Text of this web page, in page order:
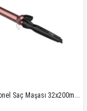
Trina Profesyonel Saç Maşası 32x200mm Rose Gold Trnsacms0074